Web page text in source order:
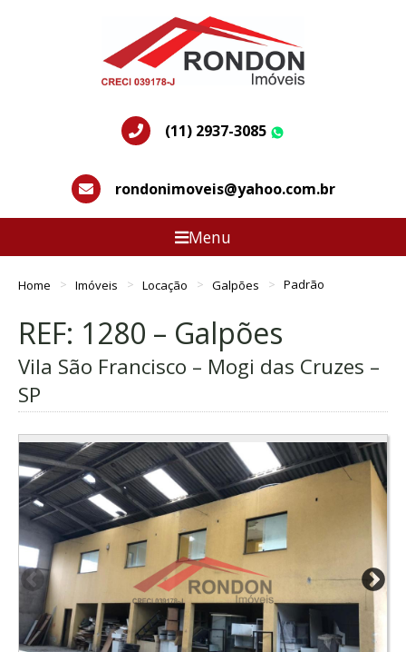
(11) 2937-3085
rondonimoveis@yahoo.com.br
Menu
Home Imóveis Locação Galpões Padrão
REF: 1280 – Galpões
Vila São Francisco – Mogi das Cruzes –
SP